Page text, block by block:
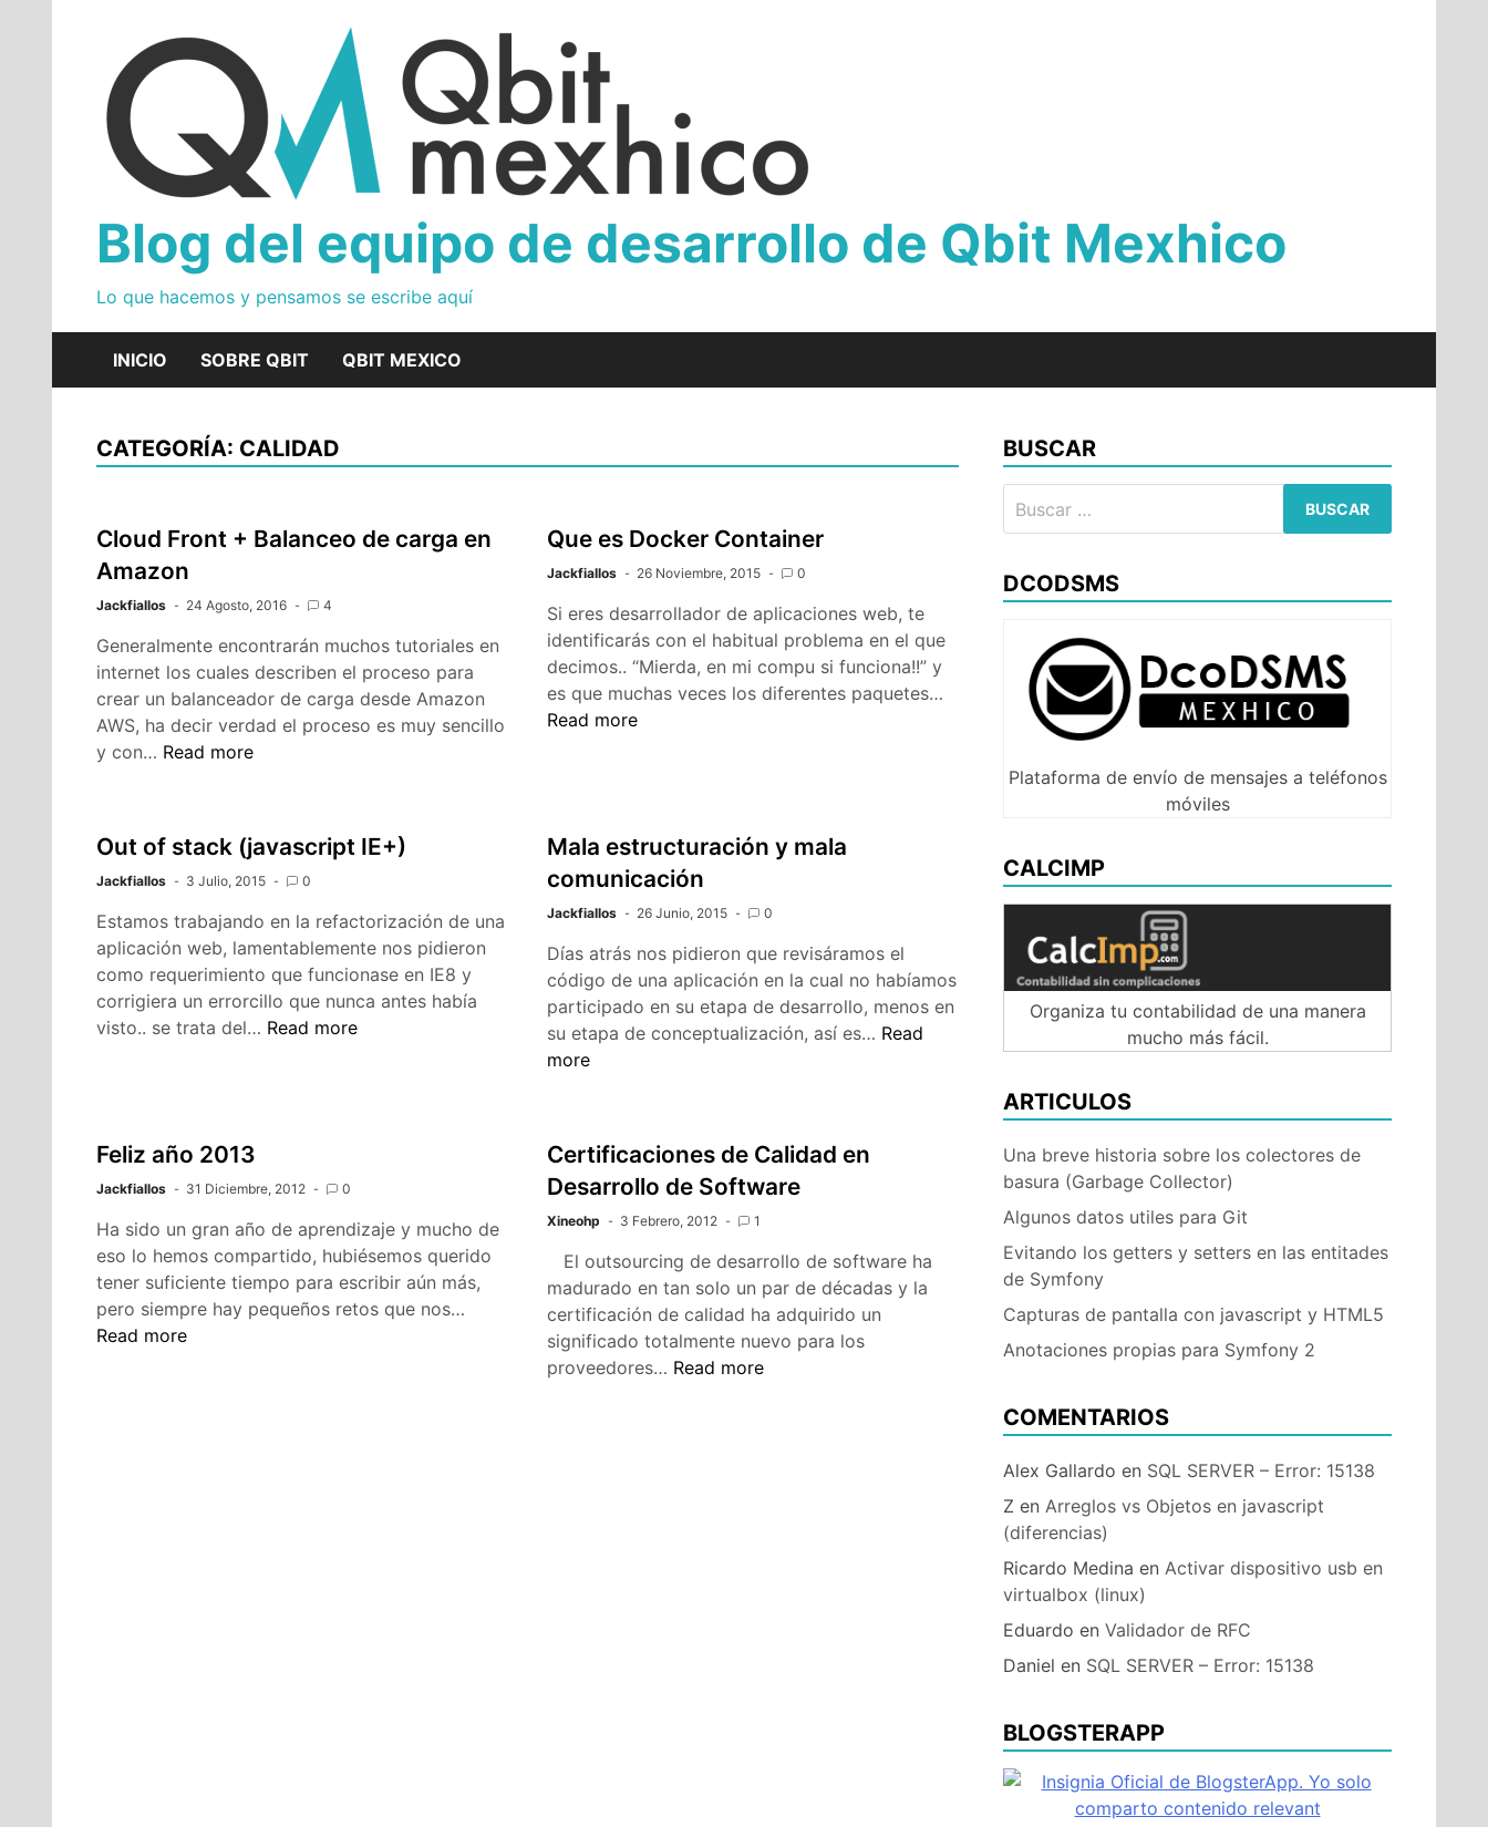
Blog del equipo de desarrollo de Qbit Mexhico
Lo que hacemos y pensamos se escribe aquí
INICIO SOBRE QBIT QBIT MEXICO
CATEGORÍA: CALIDAD
Cloud Front + Balanceo de carga en
Amazon
Jackfiallos 24 Agosto, 2016 4
Generalmente encontrarán muchos tutoriales en
internet los cuales describen el proceso para
crear un balanceador de carga desde Amazon
AWS, ha decir verdad el proceso es muy sencillo
y con… Cloud
de
carga
en
Amazon
Read more
Que es Docker Container
Jackfiallos 26 Noviembre, 2015 0
Si eres desarrollador de aplicaciones web, te
identificarás con el habitual problema en el que
decimos.. “Mierda, en mi compu si funciona!!” y
es que muchas veces los diferentes paquetes…
Container
Read more
Out of stack (javascript IE+)
Jackfiallos 3 Julio, 2015 0
Estamos trabajando en la refactorización de una
aplicación web, lamentablemente nos pidieron
como requerimiento que funcionase en IE8 y
corrigiera un errorcillo que nunca antes había
visto.. se trata del… Out
Read more
Mala estructuración y mala
comunicación
Jackfiallos 26 Junio, 2015 0
Días atrás nos pidieron que revisáramos el
código de una aplicación en la cual no habíamos
participado en su etapa de desarrollo, menos en
su etapa de conceptualización, así es… Mala
Read
more
Feliz año 2013
Jackfiallos 31 Diciembre, 2012 0
Ha sido un gran año de aprendizaje y mucho de
eso lo hemos compartido, hubiésemos querido
tener suficiente tiempo para escribir aún más,
pero siempre hay pequeños retos que nos…
Read more
Certificaciones de Calidad en
Desarrollo de Software
Xineohp 3 Febrero, 2012 1
El outsourcing de desarrollo de software ha
madurado en tan solo un par de décadas y la
certificación de calidad ha adquirido un
significado totalmente nuevo para los
proveedores… Certificaciones
Read more
BUSCAR
DCODSMS
Plataforma de envío de mensajes a teléfonos
móviles
CALCIMP
Organiza tu contabilidad de una manera
mucho más fácil.
ARTICULOS
Una breve historia sobre los colectores de
basura (Garbage Collector)
Algunos datos utiles para Git
Evitando los getters y setters en las entitades
de Symfony
Capturas de pantalla con javascript y HTML5
Anotaciones propias para Symfony 2
COMENTARIOS
Alex Gallardo en SQL SERVER – Error: 15138
Z en Arreglos vs Objetos en javascript
(diferencias)
Ricardo Medina en Activar dispositivo usb en
virtualbox (linux)
Eduardo en Validador de RFC
Daniel en SQL SERVER – Error: 15138
BLOGSTERAPP